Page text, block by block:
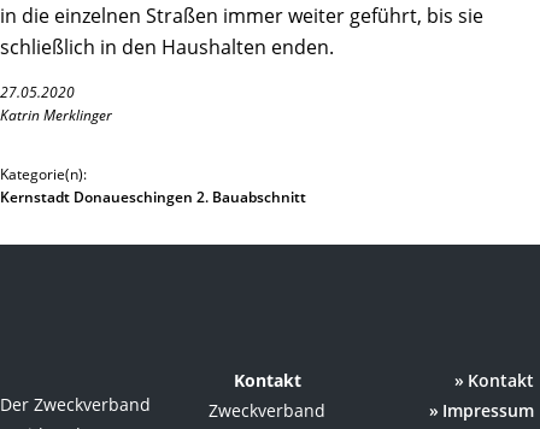
in die einzelnen Straßen immer weiter geführt, bis sie
schließlich in den Haushalten enden.
27.05.2020
Katrin Merklinger
Kategorie(n):
Kernstadt Donaueschingen 2. Bauabschnitt
Der Zweckverband
Kontakt
Zweckverband
Kontakt
Impressum